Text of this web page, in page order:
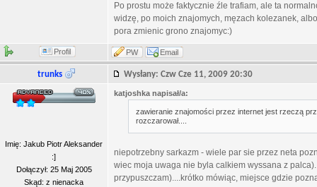
Po prostu może faktycznie źle trafiam, ale ta
widzę, po moich znajomych, męzach kolezanek,
pora zmienic grono znajomyc:)
Profil PW Email
trunks Wysłany: Czw Cze 11, 2009 20:30
Imię: Jakub Piotr Aleksander
:]
Dołączył: 25 Maj 2005
Skąd: z nienacka
katjoshka napisał/a:
zawieranie znajomości przez internet jest rzeczą
rozczarował....
niepotrzebny sarkazm - wiele par sie przez neta
wiec moja uwaga nie byla calkiem wyssana z
przypuszczam)....krótko mówiąc, miejsce gdzie